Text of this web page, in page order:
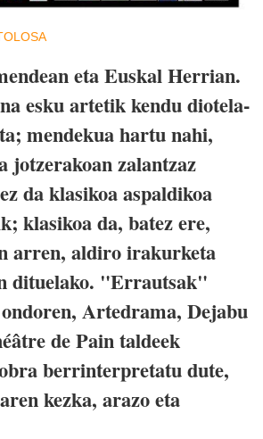
eta Euskal Herrian.
esku artetik kendu diotela-
mendekua hartu nahi,
jotzerakoan zalantzaz
da klasikoa aspaldikoa
klasikoa da, batez ere,
arren, aldiro irakurketa
dituelako. "Errautsak"
Artedrama, Dejabu
de Pain taldeek
berrinterpretatu dute,
kezka, arazo eta